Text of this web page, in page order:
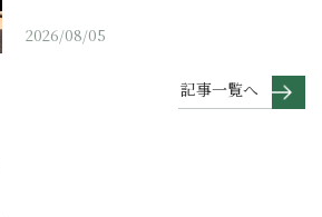
2026/08/05
記事一覧へ